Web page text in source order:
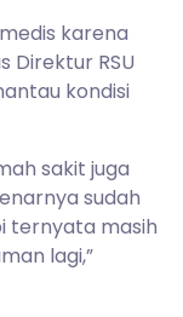
karena
Direktur RSU
kondisi
sakit juga
sudah
ternyata masih
lagi,”